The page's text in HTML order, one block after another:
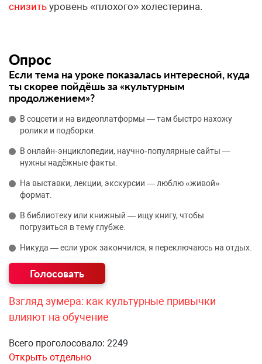
снизить уровень «плохого» холестерина.
Опрос
Если тема на уроке показалась интересной, куда
ты скорее пойдёшь за «культурным
продолжением»?
В соцсети и на видеоплатформы — там быстро нахожу
ролики и подборки.
В онлайн‑энциклопедии, научно‑популярные сайты —
нужны надёжные факты.
На выставки, лекции, экскурсии — люблю «живой»
формат.
В библиотеку или книжный — ищу книгу, чтобы
погрузиться в тему глубже.
Никуда — если урок закончился, я переключаюсь на отдых.
Взгляд зумера: как культурные привычки
влияют на обучение
Всего проголосовало: 2249
Открыть отдельно